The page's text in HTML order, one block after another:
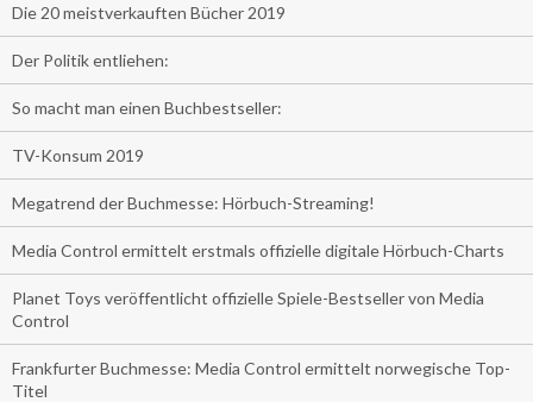
Die 20 meistverkauften Bücher 2019
Der Politik entliehen:
So macht man einen Buchbestseller:
TV-Konsum 2019
Megatrend der Buchmesse: Hörbuch-Streaming!
Media Control ermittelt erstmals offizielle digitale Hörbuch-Charts
Planet Toys veröffentlicht offizielle Spiele-Bestseller von Media
Control
Frankfurter Buchmesse: Media Control ermittelt norwegische Top-
Titel